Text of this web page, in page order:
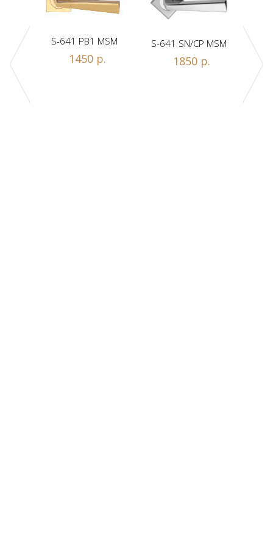
A
S-641 PB1 MSM
1450 р.
S-641 SN/CP MSM
1850 р.